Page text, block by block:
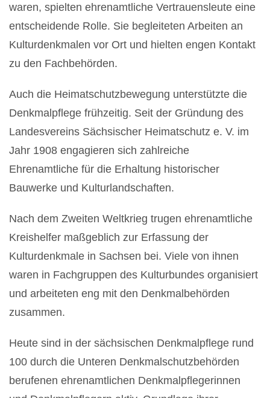
waren, spielten ehrenamtliche Vertrauensleute eine
entscheidende Rolle. Sie begleiteten Arbeiten an
Kulturdenkmalen vor Ort und hielten engen Kontakt
zu den Fachbehörden.
Auch die Heimatschutzbewegung unterstützte die
Denkmalpflege frühzeitig. Seit der Gründung des
Landesvereins Sächsischer Heimatschutz e. V. im
Jahr 1908 engagieren sich zahlreiche
Ehrenamtliche für die Erhaltung historischer
Bauwerke und Kulturlandschaften.
Nach dem Zweiten Weltkrieg trugen ehrenamtliche
Kreishelfer maßgeblich zur Erfassung der
Kulturdenkmale in Sachsen bei. Viele von ihnen
waren in Fachgruppen des Kulturbundes organisiert
und arbeiteten eng mit den Denkmalbehörden
zusammen.
Heute sind in der sächsischen Denkmalpflege rund
100 durch die Unteren Denkmalschutzbehörden
berufenen ehrenamtlichen Denkmalpflegerinnen